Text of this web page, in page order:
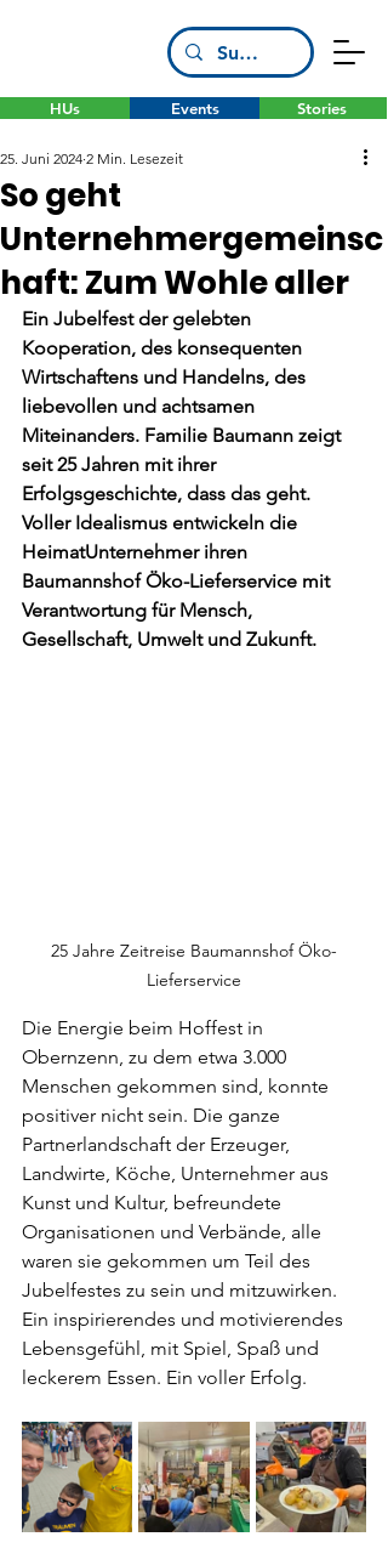
HUs Stories
Events
So geht
Unternehmergemeinsc
haft: Zum Wohle aller
25. Juni 2024 2 Min. Lesezeit
Ein Jubelfest der gelebten
Kooperation, des konsequenten
Wirtschaftens und Handelns, des
liebevollen und achtsamen
Miteinanders. Familie Baumann zeigt
seit 25 Jahren mit ihrer
Erfolgsgeschichte, dass das geht.
Voller Idealismus entwickeln die
HeimatUnternehmer ihren
Baumannshof Öko-Lieferservice mit
Verantwortung für Mensch,
Gesellschaft, Umwelt und Zukunft.
25 Jahre Zeitreise Baumannshof Öko-
Lieferservice
Die Energie beim Hoffest in
Obernzenn, zu dem etwa 3.000
Menschen gekommen sind, konnte
positiver nicht sein. Die ganze
Partnerlandschaft der Erzeuger,
Landwirte, Köche, Unternehmer aus
Kunst und Kultur, befreundete
Organisationen und Verbände, alle
waren sie gekommen um Teil des
Jubelfestes zu sein und mitzuwirken.
Ein inspirierendes und motivierendes
Lebensgefühl, mit Spiel, Spaß und
leckerem Essen. Ein voller Erfolg.